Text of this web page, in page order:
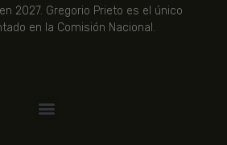
2027. Gregorio Prieto es el único
en la Comisión Nacional.